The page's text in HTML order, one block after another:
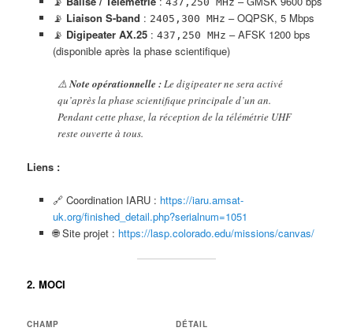
📡 Liaison S-band : 2405,300 MHz – OQPSK, 5 Mbps
📡 Digipeater AX.25: 437,250 MHz – AFSK 1200 bps
(disponible après la phase scientifique)
⚠️Note opérationnelle :Le digipeater ne sera activé
qu’après la phase scientifique principale d’un an.
Pendant cette phase, la réception de la télémétrie UHF
reste ouverte à tous.
Liens :
🔗 Coordination IARU : https://iaru.amsat-
uk.org/finished_detail.php?serialnum=1051
🌐 Site projet : https://lasp.colorado.edu/missions/canvas/
2. MOCI
CHAMP DÉTAIL